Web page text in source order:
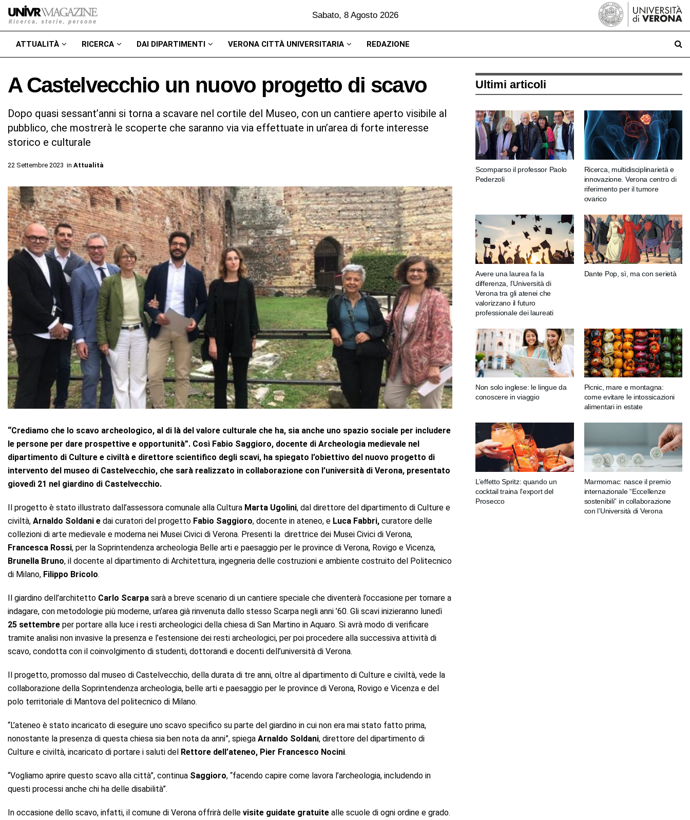
Sabato, 8 Agosto 2026
ATTUALITÀ RICERCA DAI DIPARTIMENTI VERONA CITTÀ UNIVERSITARIA REDAZIONE
A Castelvecchio un nuovo progetto di scavo
Dopo quasi sessant’anni si torna a scavare nel cortile del Museo, con un cantiere aperto visibile al
pubblico, che mostrerà le scoperte che saranno via via effettuate in un’area di forte interesse
storico e culturale
22 Settembre 2023 in Attualità
“Crediamo che lo scavo archeologico, al di là del valore culturale che ha, sia anche uno spazio sociale per includere
le persone per dare prospettive e opportunità”. Così Fabio Saggioro, docente di Archeologia medievale nel
dipartimento di Culture e civiltà e direttore scientifico degli scavi, ha spiegato l’obiettivo del nuovo progetto di
intervento del museo di Castelvecchio, che sarà realizzato in collaborazione con l’università di Verona, presentato
giovedì 21 nel giardino di Castelvecchio.
Il progetto è stato illustrato dall’assessora comunale alla Cultura Marta Ugolini, dal direttore del dipartimento di Culture e
civiltà, Arnaldo Soldani e dai curatori del progetto Fabio Saggioro, docente in ateneo, e Luca Fabbri, curatore delle
collezioni di arte medievale e moderna nei Musei Civici di Verona. Presenti la direttrice dei Musei Civici di Verona,
Francesca Rossi, per la Soprintendenza archeologia Belle arti e paesaggio per le province di Verona, Rovigo e Vicenza,
Brunella Bruno, il docente al dipartimento di Architettura, ingegneria delle costruzioni e ambiente costruito del Politecnico
di Milano, Filippo Bricolo.
Il giardino dell’architetto Carlo Scarpa sarà a breve scenario di un cantiere speciale che diventerà l’occasione per tornare a
indagare, con metodologie più moderne, un’area già rinvenuta dallo stesso Scarpa negli anni ’60. Gli scavi inizieranno lunedì
25 settembre per portare alla luce i resti archeologici della chiesa di San Martino in Aquaro. Si avrà modo di verificare
tramite analisi non invasive la presenza e l’estensione dei resti archeologici, per poi procedere alla successiva attività di
scavo, condotta con il coinvolgimento di studenti, dottorandi e docenti dell’università di Verona.
Il progetto, promosso dal museo di Castelvecchio, della durata di tre anni, oltre al dipartimento di Culture e civiltà, vede la
collaborazione della Soprintendenza archeologia, belle arti e paesaggio per le province di Verona, Rovigo e Vicenza e del
polo territoriale di Mantova del politecnico di Milano.
“L’ateneo è stato incaricato di eseguire uno scavo specifico su parte del giardino in cui non era mai stato fatto prima,
nonostante la presenza di questa chiesa sia ben nota da anni”, spiega Arnaldo Soldani, direttore del dipartimento di
Culture e civiltà, incaricato di portare i saluti del Rettore dell’ateneo, Pier Francesco Nocini.
“Vogliamo aprire questo scavo alla città”, continua Saggioro, “facendo capire come lavora l’archeologia, includendo in
questi processi anche chi ha delle disabilità”.
In occasione dello scavo, infatti, il comune di Verona offrirà delle visite guidate gratuite alle scuole di ogni ordine e grado.
Ultimi articoli
Scomparso il professor Paolo
Pederzoli
Ricerca, multidisciplinarietà e
innovazione. Verona centro di
riferimento per il tumore
ovarico
Avere una laurea fa la
differenza, l’Università di
Verona tra gli atenei che
valorizzano il futuro
professionale dei laureati
Dante Pop, sì, ma con serietà
Non solo inglese: le lingue da
conoscere in viaggio
Picnic, mare e montagna:
come evitare le intossicazioni
alimentari in estate
L’effetto Spritz: quando un
cocktail traina l’export del
Prosecco
Marmomac: nasce il premio
internazionale “Eccellenze
sostenibili” in collaborazione
con l’Università di Verona